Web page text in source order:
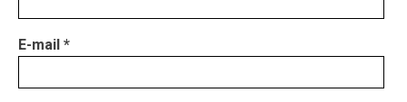
E-mail *